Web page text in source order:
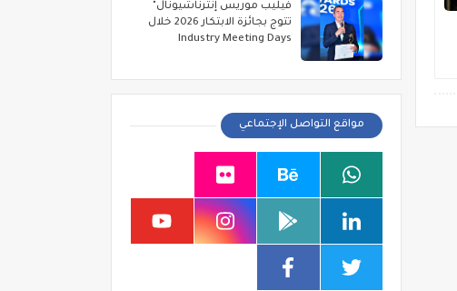
فيليب موريس إنترناشيونال"
تتوج بجائزة الابتكار 2026 خلال
Industry Meeting Days
مواقع التواصل الإجتماعي